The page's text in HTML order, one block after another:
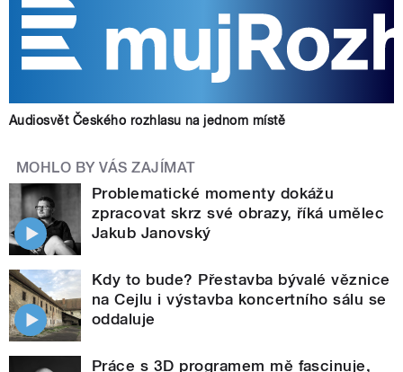
Audiosvět Českého rozhlasu na jednom místě
MOHLO BY VÁS ZAJÍMAT
Problematické momenty dokážu
zpracovat skrz své obrazy, říká umělec
Jakub Janovský
Kdy to bude? Přestavba bývalé věznice
na Cejlu i výstavba koncertního sálu se
oddaluje
Práce s 3D programem mě fascinuje,